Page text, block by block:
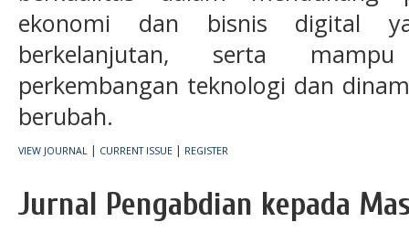
ekonomi dan bisnis digital
berkelanjutan, serta
perkembangan teknologi dan
berubah.
VIEW JOURNAL | CURRENT ISSUE | REGISTER
Jurnal Pengabdian kepada